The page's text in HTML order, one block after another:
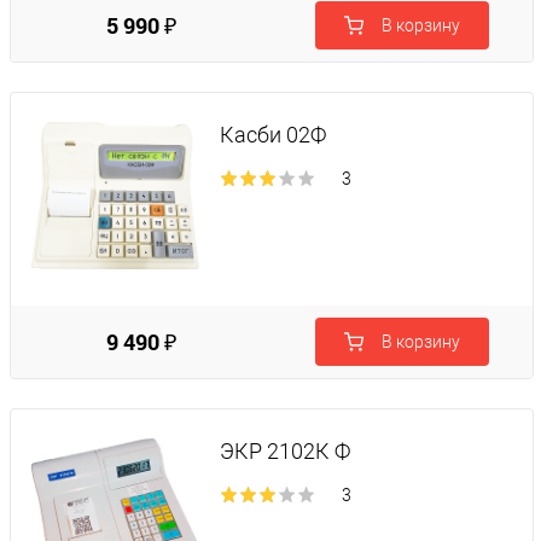
5 990 ₽ В корзину
Касби 02Ф
3
9 490 ₽ В корзину
ЭКР 2102К Ф
3